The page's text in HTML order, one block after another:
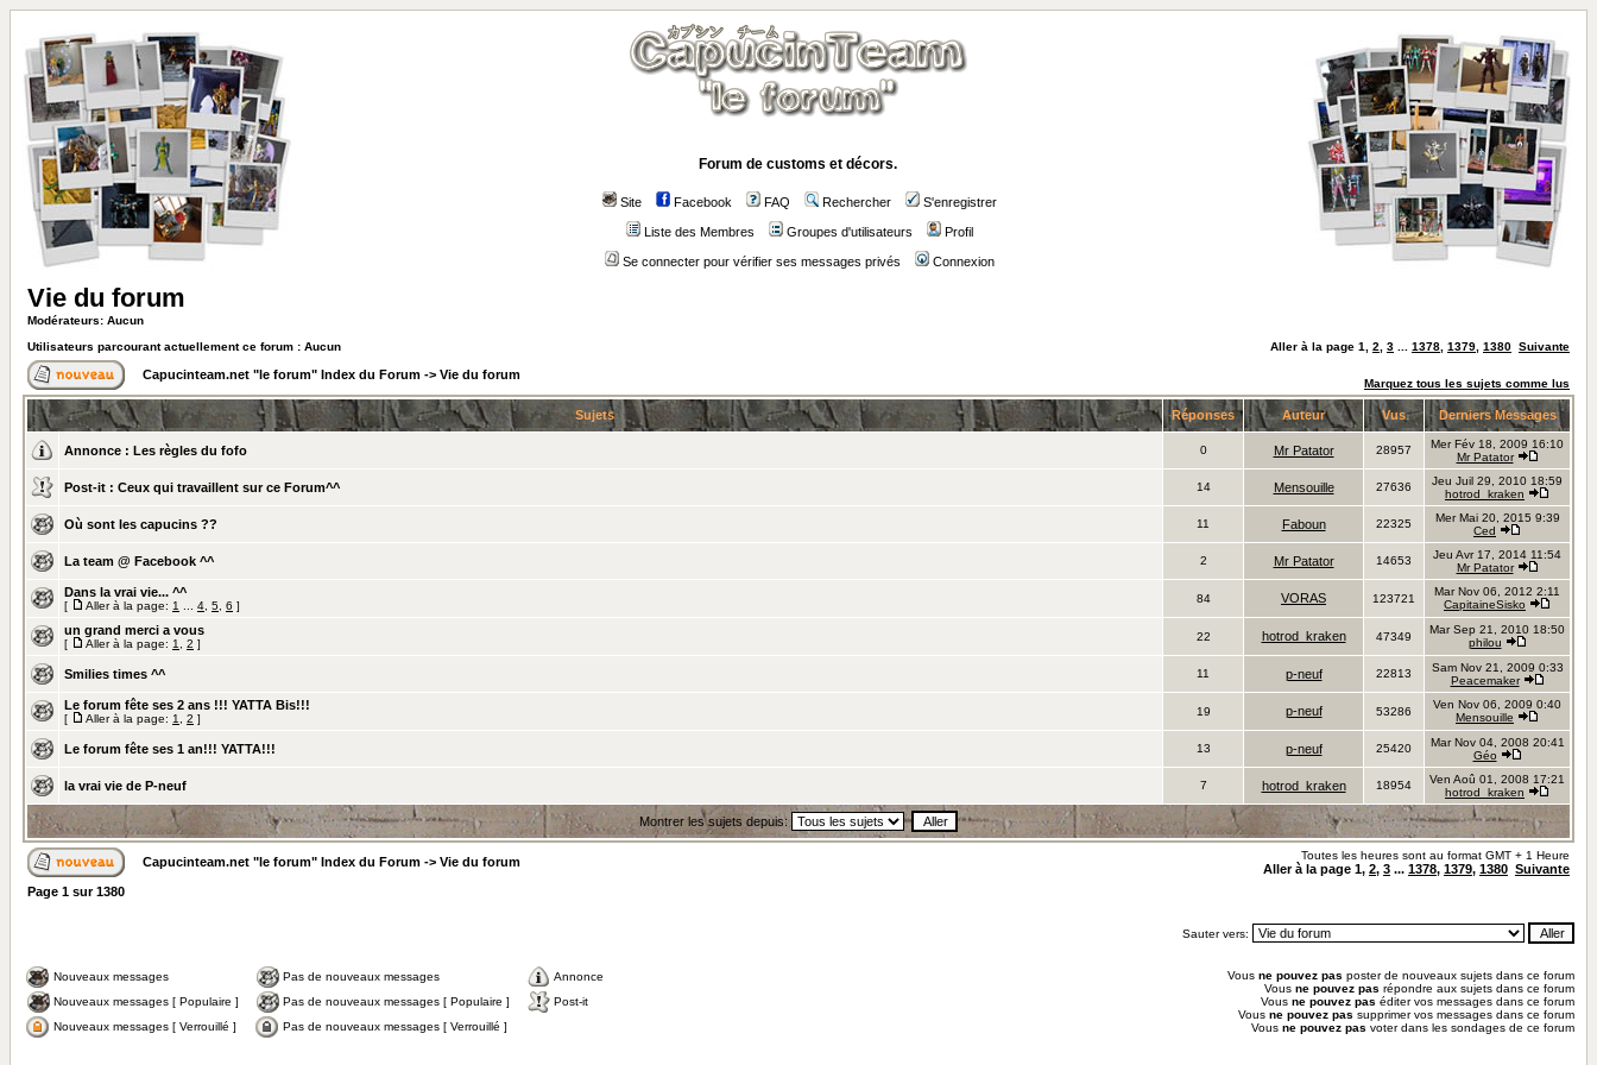
Forum de customs et décors.
Site Facebook FAQ Rechercher S'enregistrer
Liste des Membres Groupes d'utilisateurs Profil
Se connecter pour vérifier ses messages privés Connexion
Vie du forum
Modérateurs: Aucun
Utilisateurs parcourant actuellement ce forum : Aucun
Aller à la page 1 2 3 1378 1379 1380 Suivante
Capucinteam.net "le forum" Index du Forum -> Vie du forum
Marquez tous les sujets comme lus
Sujets Réponses Auteur Vus Derniers Messages
Annonce : Les règles du fofo 0 Mr Patator 28957
Mer Fév 18, 2009 16:10
Mr Patator
Post-it : Ceux qui travaillent sur ce Forum^^ 14 Mensouille 27636
Jeu Juil 29, 2010 18:59
hotrod_kraken
Où sont les capucins ?? 11 Faboun 22325
Mer Mai 20, 2015 9:39
Ced
La team @ Facebook ^^ 2 Mr Patator 14653
Jeu Avr 17, 2014 11:54
Mr Patator
Dans la vrai vie... ^^
[ Aller à la page: 1 4 5 6 ]
84 VORAS 123721
Mar Nov 06, 2012 2:11
CapitaineSisko
un grand merci a vous
[ Aller à la page: 1 2 ]
22 hotrod_kraken 47349
Mar Sep 21, 2010 18:50
philou
Smilies times ^^ 11 p-neuf 22813
Sam Nov 21, 2009 0:33
Peacemaker
Le forum fête ses 2 ans !!! YATTA Bis!!!
[ Aller à la page: 1 2 ]
19 p-neuf 53286
Ven Nov 06, 2009 0:40
Mensouille
Le forum fête ses 1 an!!! YATTA!!! 13 p-neuf 25420
Mar Nov 04, 2008 20:41
Géo
la vrai vie de P-neuf 7 hotrod_kraken 18954
Ven Aoû 01, 2008 17:21
hotrod_kraken
Montrer les sujets depuis:
Capucinteam.net "le forum" Index du Forum -> Vie du forum Toutes les heures sont au format GMT + 1 Heure
Aller à la page 1, 2, 3 ... 1378, 1379, 1380 Suivante
Page 1 sur1380
Sauter vers:
Nouveaux messages Pas de nouveaux messages
Annonce
Nouveaux messages [ Populaire ]
Pas de nouveaux messages [ Populaire ]
Post-it
Nouveaux messages [ Verrouillé ]
Pas de nouveaux messages [ Verrouillé ]
Vous ne pouvez pas poster de nouveaux sujets dans ce forum
Vous ne pouvez pas répondre aux sujets dans ce forum
Vous ne pouvez pas éditer vos messages dans ce forum
Vous ne pouvez pas supprimer vos messages dans ce forum
Vous ne pouvez pas voter dans les sondages de ce forum